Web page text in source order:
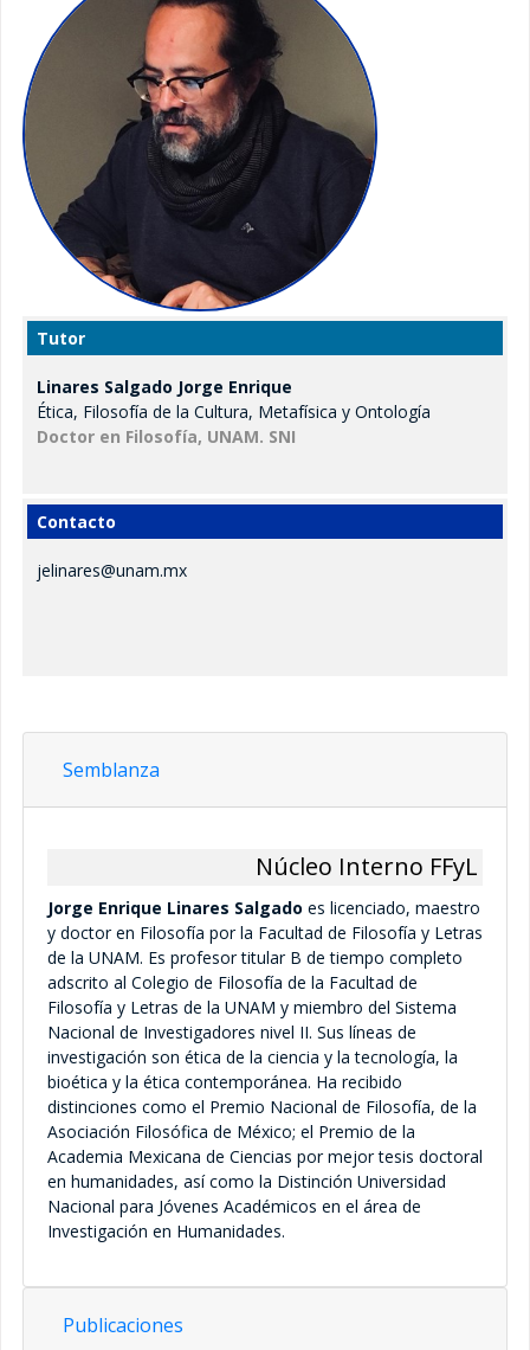
Posgrado
Oferta educativa
Maestría – Oferta educativa
Doctorado – Oferta educativa
Alumnos
Maestría
Cohortes generacionales Maestría
Cohortes generacionales Doctorado
Maestría
Doctorado
Solicitudes al Comité Académico
Maestría
Doctorado
Servicios estudiantiles
Solicitud de historias académicas
Informe semestral
Tutores
VIERNES
10:00 a 14:00 hrs.
Tutor
Linares Salgado Jorge Enrique
Ética, Filosofía de la Cultura, Metafísica y Ontología
Doctor en Filosofía, UNAM. SNI
Contacto
jelinares@unam.mx
Semblanza
Núcleo Interno FFyL
Jorge Enrique Linares Salgado es licenciado, maestro
y doctor en Filosofía por la Facultad de Filosofía y Letras
de la UNAM. Es profesor titular B de tiempo completo
adscrito al Colegio de Filosofía de la Facultad de
Filosofía y Letras de la UNAM y miembro del Sistema
Nacional de Investigadores nivel II. Sus líneas de
investigación son ética de la ciencia y la tecnología, la
bioética y la ética contemporánea. Ha recibido
distinciones como el Premio Nacional de Filosofía, de la
Asociación Filosófica de México; el Premio de la
Academia Mexicana de Ciencias por mejor tesis doctoral
en humanidades, así como la Distinción Universidad
Nacional para Jóvenes Académicos en el área de
Investigación en Humanidades.
Publicaciones